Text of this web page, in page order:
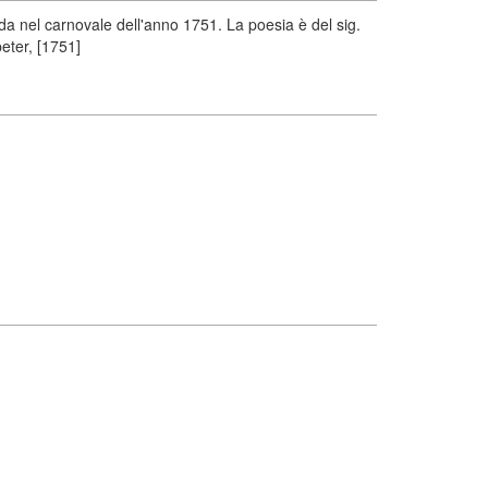
nel carnovale dell'anno 1751. La poesia è del sig.
[1751]